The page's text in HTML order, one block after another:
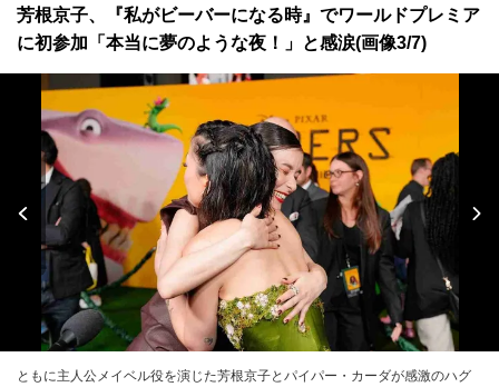
芳根京子、『私がビーバーになる時』でワールドプレミア
に初参加「本当に夢のような夜！」と感涙(画像3/7)
ともに主人公メイベル役を演じた芳根京子とパイパー・カーダが感激のハグ